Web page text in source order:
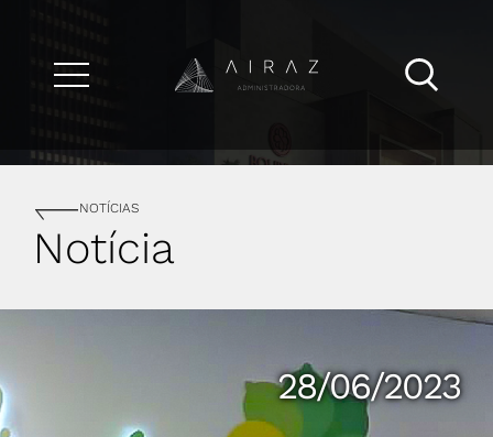
NOTÍCIAS
Notícia
28/06/2023